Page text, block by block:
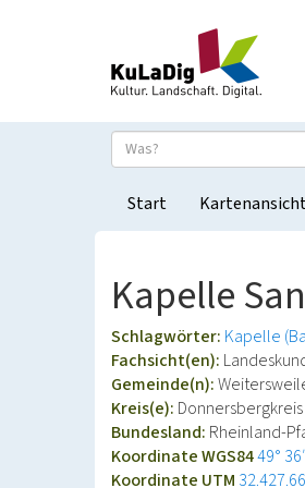
Start
Kapelle
Schlagwörter: Kapelle
Fachsicht(en):
Gemeinde(n):
Kreis(e): Donnersbergkreis
Bundesland: Rheinland-
Koordinate WGS8449°
Koordinate UTM